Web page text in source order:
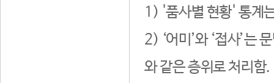
1) '품사별 현황' 통계
2) ‘어미’와 ‘접사’는
와 같은 층위로 처리함.